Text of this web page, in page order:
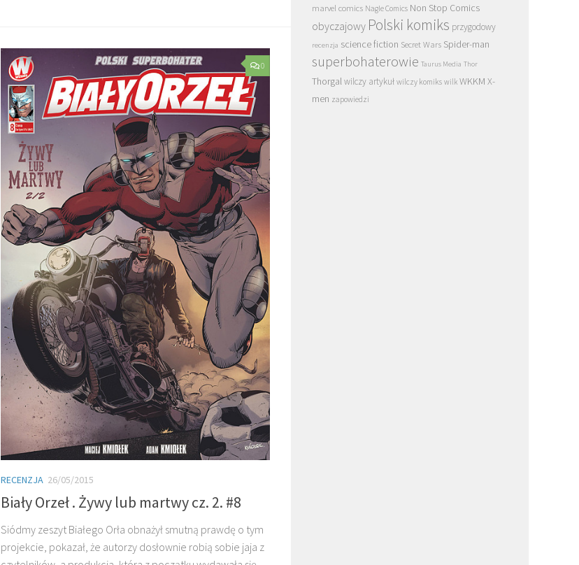
0
RECENZJA 26/05/2015
Biały Orzeł . Żywy lub martwy cz. 2. #8
Siódmy zeszyt Białego Orła obnażył smutną prawdę o tym
projekcie, pokazał, że autorzy dosłownie robią sobie jaja z
marvel comics Nagle Comics Non Stop Comics
obyczajowy Polski komiks przygodowy
recenzja science fiction Secret Wars Spider-man
superbohaterowie Taurus Media Thor
Thorgalwilczy artykuł wilczy komiks wilk WKKM X-
men zapowiedzi